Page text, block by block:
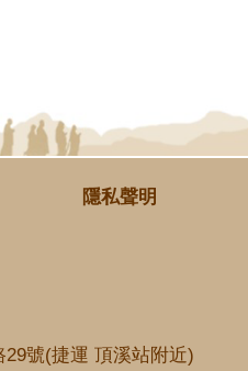
隱私聲明
號(捷運 頂溪站附近)